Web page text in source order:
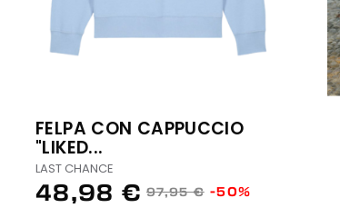
FELPA CON CAPPUCCIO
"LIKED...
LAST CHANCE
48,98 € 97,95 € -50%